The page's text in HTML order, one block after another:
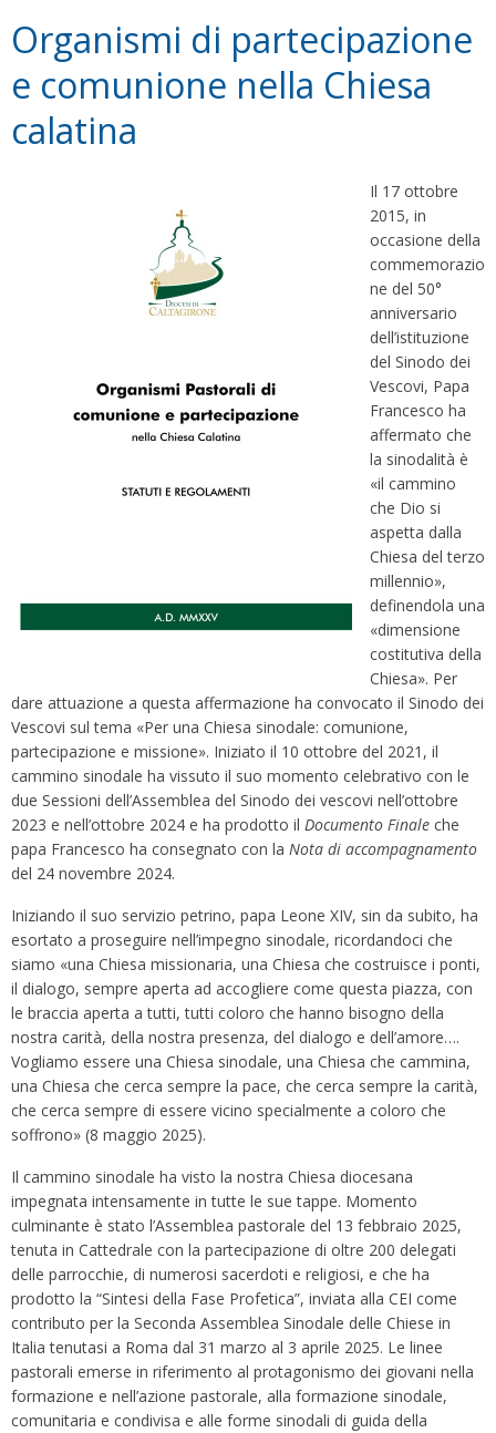
Organismi di partecipazione
e comunione nella Chiesa
calatina
Il 17 ottobre
2015, in
occasione della
commemorazio
ne del 50°
anniversario
dell’istituzione
del Sinodo dei
Vescovi, Papa
Francesco ha
affermato che
la sinodalità è
«il cammino
che Dio si
aspetta dalla
Chiesa del terzo
millennio»,
definendola una
«dimensione
costitutiva della
Chiesa». Per
dare attuazione a questa affermazione ha convocato il Sinodo dei
Vescovi sul tema «Per una Chiesa sinodale: comunione,
partecipazione e missione». Iniziato il 10 ottobre del 2021, il
cammino sinodale ha vissuto il suo momento celebrativo con le
due Sessioni dell’Assemblea del Sinodo dei vescovi nell’ottobre
2023 e nell’ottobre 2024 e ha prodotto il Documento Finale che
papa Francesco ha consegnato con la Nota di accompagnamento
del 24 novembre 2024.
Iniziando il suo servizio petrino, papa Leone XIV, sin da subito, ha
esortato a proseguire nell’impegno sinodale, ricordandoci che
siamo «una Chiesa missionaria, una Chiesa che costruisce i ponti,
il dialogo, sempre aperta ad accogliere come questa piazza, con
le braccia aperta a tutti, tutti coloro che hanno bisogno della
nostra carità, della nostra presenza, del dialogo e dell’amore….
Vogliamo essere una Chiesa sinodale, una Chiesa che cammina,
una Chiesa che cerca sempre la pace, che cerca sempre la carità,
che cerca sempre di essere vicino specialmente a coloro che
soffrono» (8 maggio 2025).
Il cammino sinodale ha visto la nostra Chiesa diocesana
impegnata intensamente in tutte le sue tappe. Momento
culminante è stato l’Assemblea pastorale del 13 febbraio 2025,
tenuta in Cattedrale con la partecipazione di oltre 200 delegati
delle parrocchie, di numerosi sacerdoti e religiosi, e che ha
prodotto la “Sintesi della Fase Profetica”, inviata alla CEI come
contributo per la Seconda Assemblea Sinodale delle Chiese in
Italia tenutasi a Roma dal 31 marzo al 3 aprile 2025. Le linee
pastorali emerse in riferimento al protagonismo dei giovani nella
formazione e nell’azione pastorale, alla formazione sinodale,
comunitaria e condivisa e alle forme sinodali di guida della